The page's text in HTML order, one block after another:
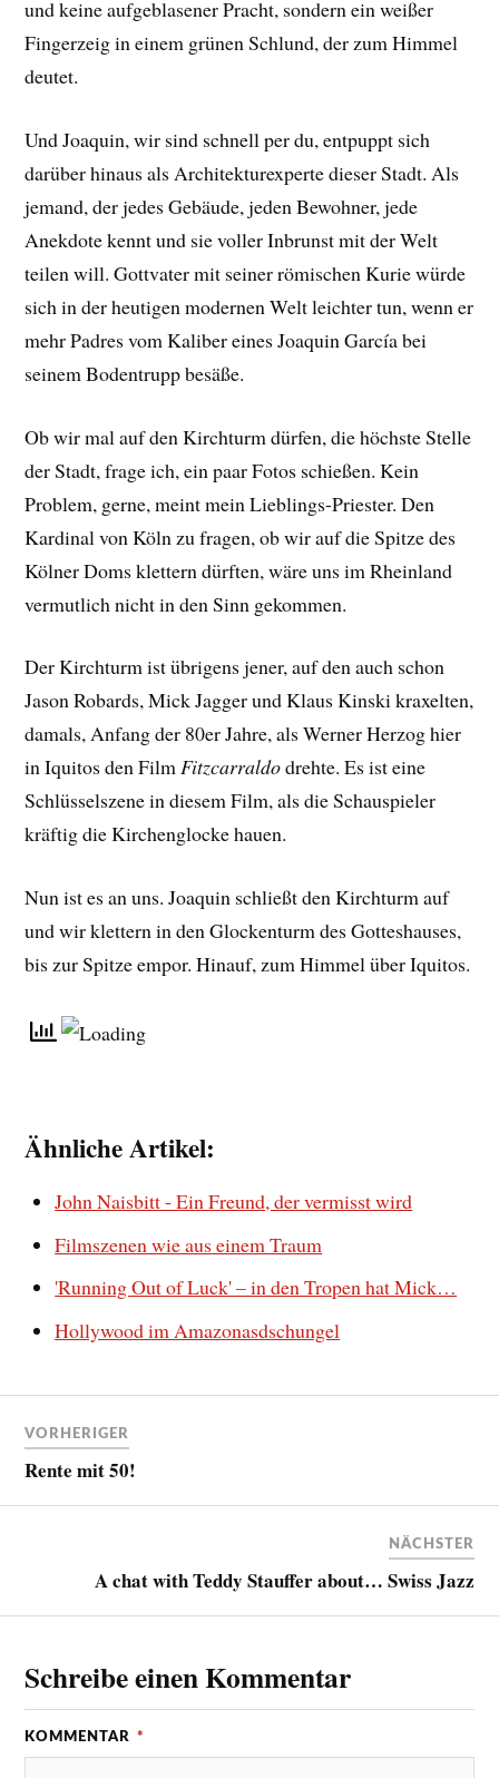
und keine aufgeblasener Pracht, sondern ein weißer
Fingerzeig in einem grünen Schlund, der zum Himmel
deutet.
Und Joaquin, wir sind schnell per du, entpuppt sich
darüber hinaus als Architekturexperte dieser Stadt. Als
jemand, der jedes Gebäude, jeden Bewohner, jede
Anekdote kennt und sie voller Inbrunst mit der Welt
teilen will. Gottvater mit seiner römischen Kurie würde
sich in der heutigen modernen Welt leichter tun, wenn er
mehr Padres vom Kaliber eines Joaquin García bei
seinem Bodentrupp besäße.
Ob wir mal auf den Kirchturm dürfen, die höchste Stelle
der Stadt, frage ich, ein paar Fotos schießen. Kein
Problem, gerne, meint mein Lieblings-Priester. Den
Kardinal von Köln zu fragen, ob wir auf die Spitze des
Kölner Doms klettern dürften, wäre uns im Rheinland
vermutlich nicht in den Sinn gekommen.
Der Kirchturm ist übrigens jener, auf den auch schon
Jason Robards, Mick Jagger und Klaus Kinski kraxelten,
damals, Anfang der 80er Jahre, als Werner Herzog hier
in Iquitos den FilmFitzcarraldodrehte. Es ist eine
Schlüsselszene in diesem Film, als die Schauspieler
kräftig die Kirchenglocke hauen.
Nun ist es an uns. Joaquin schließt den Kirchturm auf
und wir klettern in den Glockenturm des Gotteshauses,
bis zur Spitze empor. Hinauf, zum Himmel über Iquitos.
Ähnliche Artikel:
John Naisbitt - Ein Freund, der vermisst wird
Filmszenen wie aus einem Traum
'Running Out of Luck' – in den Tropen hat Mick…
Hollywood im Amazonasdschungel
VORHERIGER
Rente mit 50!
NÄCHSTER
A chat with Teddy Stauffer about… Swiss Jazz
Schreibe einen Kommentar
KOMMENTAR *